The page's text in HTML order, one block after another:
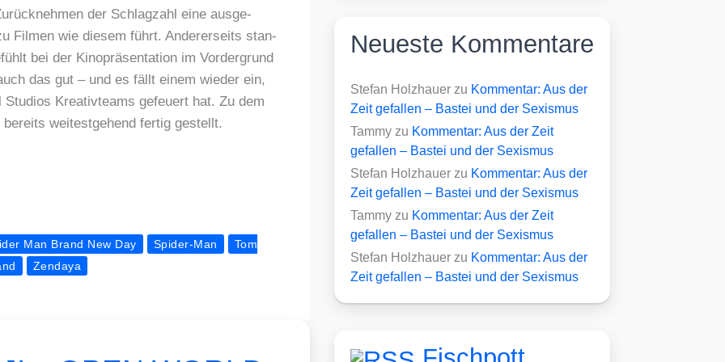
der Schlag­zahl eine aus­ge­
Fil­men wie die­sem führt. Ande­rer­seits stan­
bei der Kino­prä­sen­ta­ti­on im Vor­der­grund
das gut – und es fällt einem wie­der ein,
Krea­tiv­teams gefeu­ert hat. Zu dem
wei­test­ge­hend fer­tig gestellt.
Man Brand New Day Spider-Man
Tom
Zendaya
Neueste Kommentare
Stefan Holzhauer zu Kommentar: Aus der
Zeit gefallen – Bastei und der Sexismus
Tammy zu Kommentar: Aus der Zeit
gefallen – Bastei und der Sexismus
Stefan Holzhauer zu Kommentar: Aus der
Zeit gefallen – Bastei und der Sexismus
Tammy zu Kommentar: Aus der Zeit
gefallen – Bastei und der Sexismus
Stefan Holzhauer zu Kommentar: Aus der
Zeit gefallen – Bastei und der Sexismus